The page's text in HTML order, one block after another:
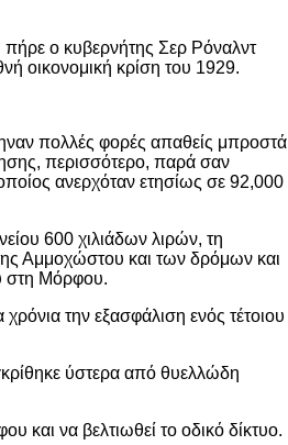
πήρε ο κυβερνήτης Σερ Ρόναλντ
οικονομική κρίση του 1929.
πολλές φορές απαθείς μπροστά
περισσότερο, παρά σαν
ανερχόταν ετησίως σε 92,000
600 χιλιάδων λιρών, τη
Αμμοχώστου και των δρόμων και
στη Μόρφου.
την εξασφάλιση ενός τέτοιου
ύστερα από θυελλώδη
και να βελτιωθεί το οδικό δίκτυο.